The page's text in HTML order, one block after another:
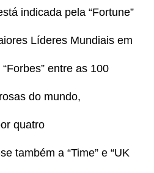
indicada pela “Fortune”
Líderes Mundiais em
entre as 100
do mundo,
quatro
também a “Time” e “UK